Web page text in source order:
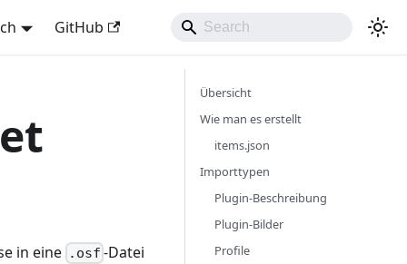
GitHub
in eine .osf -Datei
Übersicht
Wie man es erstellt
items.json
Importtypen
Plugin-Beschreibung
Plugin-Bilder
Profile